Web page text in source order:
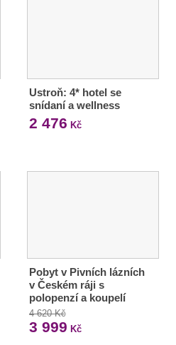
Ustroň: 4* hotel se
snídaní a wellness
2 476 Kč
Pobyt v Pivních lázních
v Českém ráji s
polopenzí a koupelí
4 620 Kč
3 999 Kč